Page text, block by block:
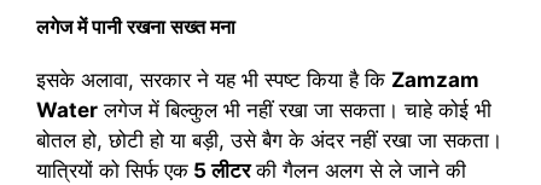
लगेज में पानी रखना सख्त मना
इसके अलावा, सरकार ने यह भी स्पष्ट किया है कि Zamzam
Water लगेज में बिल्कुल भी नहीं रखा जा सकता। चाहे कोई भी
बोतल हो, छोटी हो या बड़ी, उसे बैग के अंदर नहीं रखा जा सकता।
यात्रियों को सिर्फ एक 5 लीटरकी गैलन अलग से ले जाने की